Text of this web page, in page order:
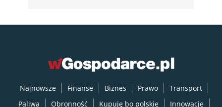
Najnowsze Finanse Biznes Prawo
Transport
Paliwa
Obronność Kupuję bo polskie Innowacje